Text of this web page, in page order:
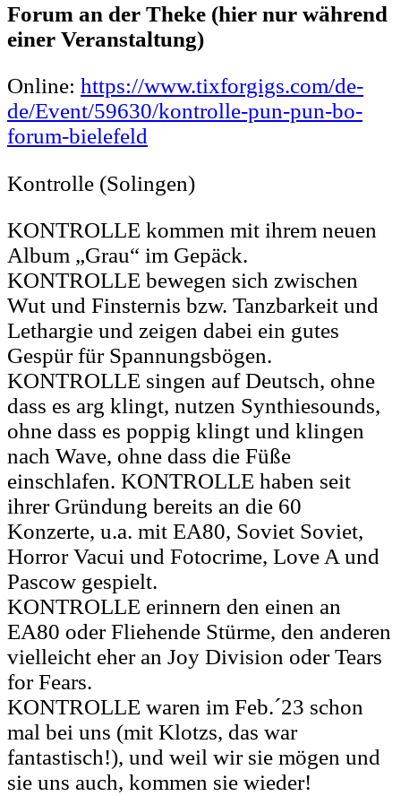
Forum an der Theke (hier nur während
einer Veranstaltung)
Online: https://www.tixforgigs.com/de-
de/Event/59630/kontrolle-pun-pun-bo-
forum-bielefeld
Kontrolle (Solingen)
KONTROLLE kommen mit ihrem neuen
Album „Grau“ im Gepäck.
KONTROLLE bewegen sich zwischen
Wut und Finsternis bzw. Tanzbarkeit und
Lethargie und zeigen dabei ein gutes
Gespür für Spannungsbögen.
KONTROLLE singen auf Deutsch, ohne
dass es arg klingt, nutzen Synthiesounds,
ohne dass es poppig klingt und klingen
nach Wave, ohne dass die Füße
einschlafen. KONTROLLE haben seit
ihrer Gründung bereits an die 60
Konzerte, u.a. mit EA80, Soviet Soviet,
Horror Vacui und Fotocrime, Love A und
Pascow gespielt.
KONTROLLE erinnern den einen an
EA80 oder Fliehende Stürme, den anderen
vielleicht eher an Joy Division oder Tears
for Fears.
KONTROLLE waren im Feb.´23 schon
mal bei uns (mit Klotzs, das war
fantastisch!), und weil wir sie mögen und
sie uns auch, kommen sie wieder!